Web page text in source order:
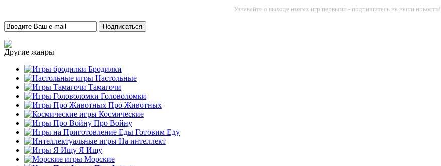
Узнавайте о выходе новых игр первыми - подпишитесь на наши новости!
Другие жанры
Бродилки
Настольные
Тамагочи
Головоломки
Про Животных
Космические
Про Войну
Готовим Еду
На интеллект
Я Ищу
Морские